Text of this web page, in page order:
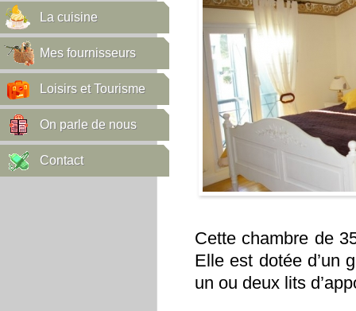
La cuisine
Mes fournisseurs
Loisirs et Tourisme
On parle de nous
Contact
Cette chambre de
Elle est dotée d’un
un ou deux lits